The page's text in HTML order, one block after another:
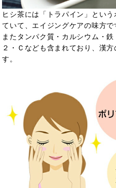
ヒシ茶には「トラパイン」とい
ていて、エイジングケアの味方で
またタンパク質・カルシウム・
２・Ｃなども含まれており、漢
す。